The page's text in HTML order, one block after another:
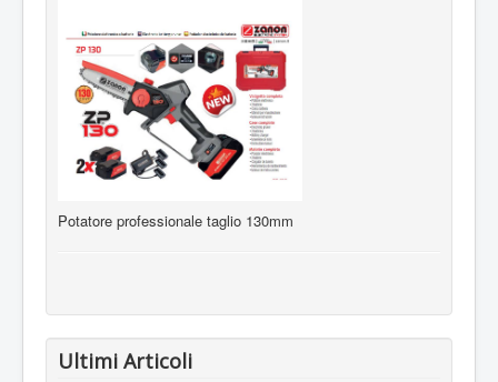
Potatore professionale taglio 130mm
Ultimi Articoli